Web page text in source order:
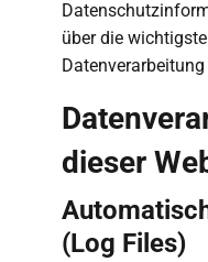
über die
dieser
(Log Files)